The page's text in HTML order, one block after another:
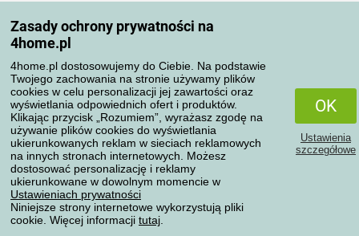
Zasady ochrony prywatności na
4home.pl
4home.pl dostosowujemy do Ciebie. Na podstawie
Twojego zachowania na stronie używamy plików
cookies w celu personalizacji jej zawartości oraz
wyświetlania odpowiednich ofert i produktów.
Klikając przycisk „Rozumiem”, wyrażasz zgodę na
używanie plików cookies do wyświetlania
ukierunkowanych reklam w sieciach reklamowych
na innych stronach internetowych. Możesz
dostosować personalizację i reklamy
ukierunkowane w dowolnym momencie w
Ustawieniach prywatności
Niniejsze strony internetowe wykorzystują pliki
cookie. Więcej informacji tutaj
OK
Ustawienia
szczegółowe
Zasady przetwarzania recenzji
Sposoby transportu
Metody płatności
Niezawodny sklep